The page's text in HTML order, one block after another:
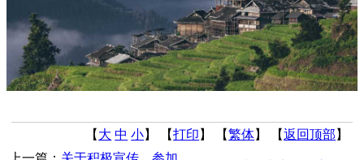
【 大 中 小】 【打印 】 【繁体】 【返回顶部 】